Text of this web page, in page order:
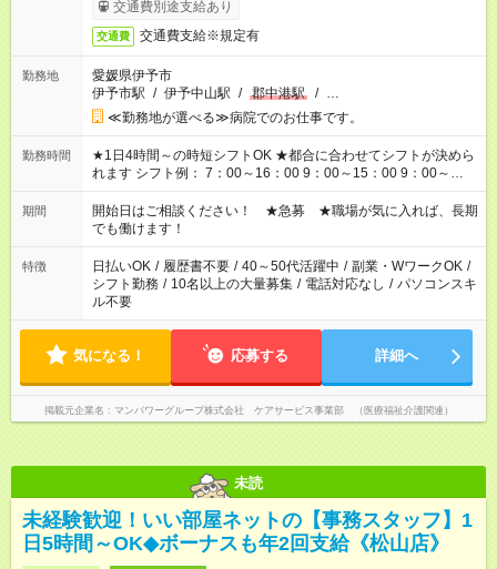
交通費別途支給あり
交通費 交通費支給※規定有
勤務地
愛媛県伊予市
伊予市駅 / 伊予中山駅 / 郡中港駅 / …
≪勤務地が選べる≫病院でのお仕事です。
勤務時間
★1日4時間～の時短シフトOK ★都合に合わせてシフトが決めら
れます シフト例： 7：00～16：00 9：00～15：00 9：00～
18：00 11：00～20：00 など ※Wワークの場合、他のお仕事と
合わせ週40時間超の就業はご案内できません ※法令に基づき、
週20時間以上勤務は社会保険への加入対象となります ※労働者
派遣法（日雇い派遣の原則禁止）により、短時間・短期間の就
業はご案内が難しい場合があります
期間
開始日はご相談ください！ ★急募 ★職場が気に入れば、長期
でも働けます！
特徴 日払いOK / 履歴書不要 / 40～50代活躍中 / 副業・WワークOK /
シフト勤務 / 10名以上の大量募集 / 電話対応なし / パソコンスキ
ル不要
気になる！ 応募する 詳細へ
掲載元企業名 マンパワーグループ株式会社 ケアサービス事業部 （医療福祉介護関連）
未読
未経験歓迎！いい部屋ネットの【事務スタッフ】1
日5時間～OK◆ボーナスも年2回支給《松山店》